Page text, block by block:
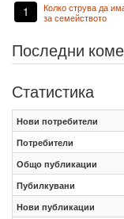
1
Колко струва да
за семейството
Последни
Статистика
Нови потребители
Потребители
Общо публикации
Пубилкувани
Нови публикации